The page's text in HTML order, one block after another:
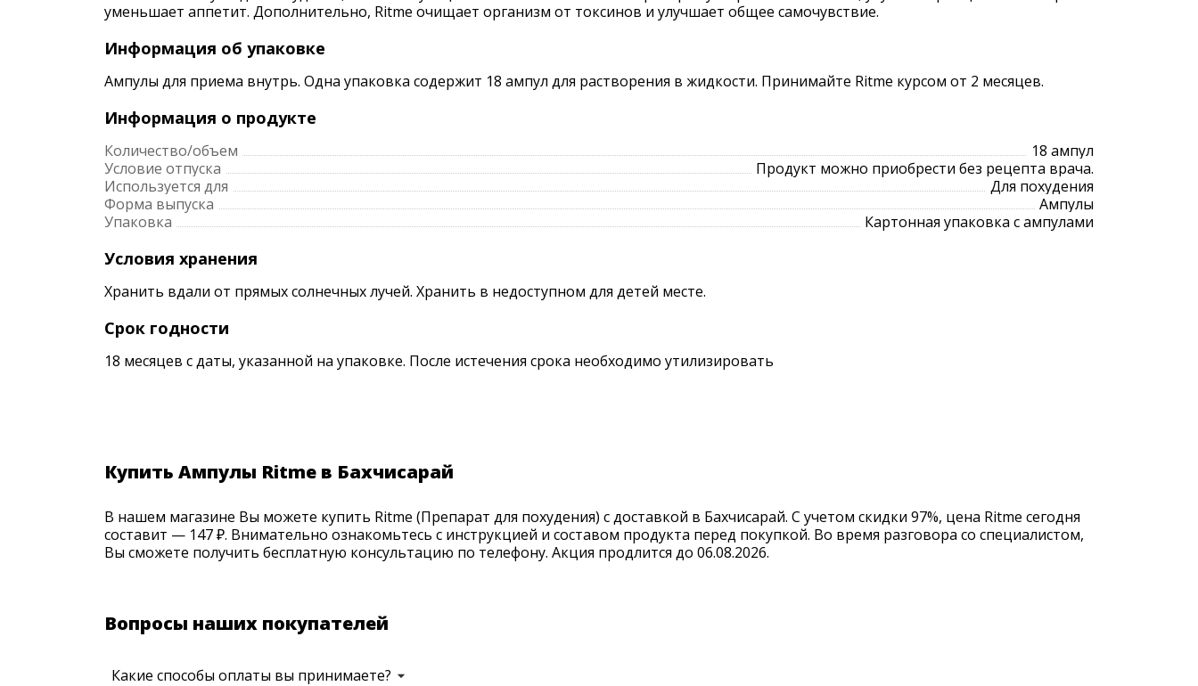
уменьшает аппетит. Дополнительно, Ritme очищает организм от токсинов и улучшает общее самочувствие.
Информация об упаковке
Ампулы для приема внутрь. Одна упаковка содержит 18 ампул для растворения в жидкости. Принимайте Ritme курсом от 2 месяцев.
Информация о продукте
Количество/объем
18 ампул
Условие отпуска
Продукт можно приобрести без рецепта врача.
Используется для
Для похудения
Форма выпуска
Ампулы
Упаковка
Картонная упаковка с ампулами
Условия хранения
Хранить вдали от прямых солнечных лучей. Хранить в недоступном для детей месте.
Срок годности
18 месяцев с даты, указанной на упаковке. После истечения срока необходимо утилизировать
Купить Ампулы Ritme в Бахчисарай
В нашем магазине Вы можете купить Ritme (Препарат для похудения) с доставкой в Бахчисарай. С учетом скидки 97%, цена Ritme сегодня
составит — 147 ₽. Внимательно ознакомьтесь с инструкцией и составом продукта перед покупкой. Во время разговора со специалистом,
Вы сможете получить бесплатную консультацию по телефону. Акция продлится до 06.08.2026.
Вопросы наших покупателей
Какие способы оплаты вы принимаете?